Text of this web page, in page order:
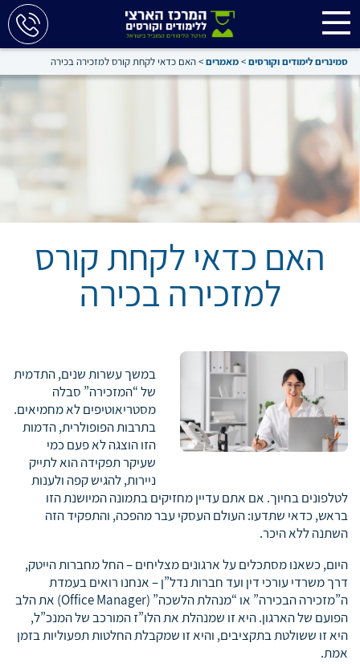
סמינרים לימודים וקורסים>מאמרים>האם כדאי לקחת קורס למזכירה בכירה
האם כדאי לקחת קורס
למזכירה בכירה
במשך עשרות שנים, התדמית
של “המזכירה” סבלה
מסטריאוטיפים לא מחמיאים.
בתרבות הפופולרית, הדמות
הזו הוצגה לא פעם כמי
שעיקר תפקידה הוא לתייק
ניירות, להגיש קפה ולענות
לטלפונים בחיוך. אם אתם עדיין מחזיקים בתמונה המיושנת הזו
בראש, כדאי שתדעו: העולם העסקי עבר מהפכה, והתפקיד הזה
השתנה ללא היכר.
היום, כשאנו מסתכלים על ארגונים מצליחים – החל מחברות הייטק,
דרך משרדי עורכי דין ועד חברות נדל”ן – אנחנו רואים בעמדת
ה”מזכירה הבכירה” או “מנהלת הלשכה” (Office Manager) את הלב
הפועם של הארגון. היא זו שמנהלת את הלו”ז המורכב של המנכ”ל,
היא זו ששולטת בתקציבים, והיא זו שמקבלת החלטות תפעוליות בזמן
אמת.